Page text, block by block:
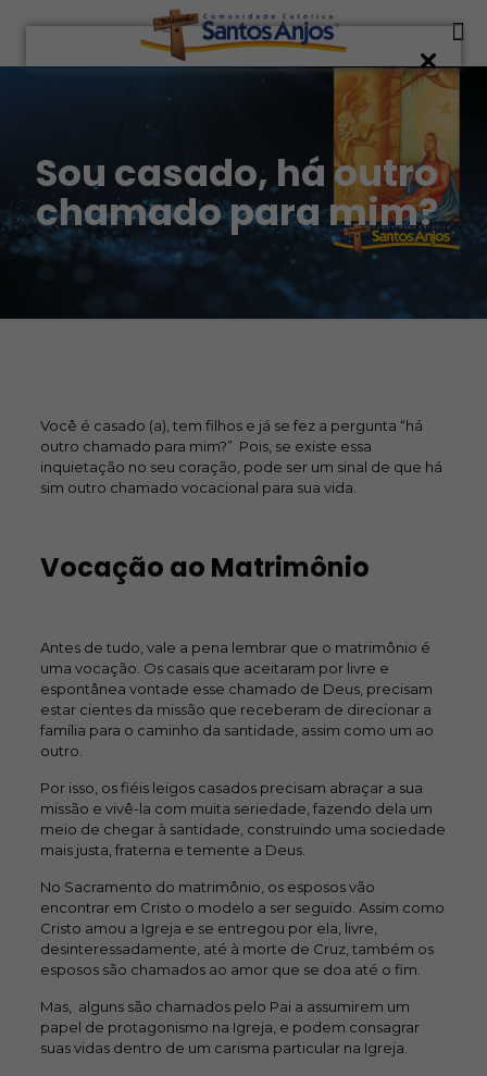
Sou casado, há outro
chamado para mim?
Você é casado (a), tem filhos e já se fez a pergunta “há
outro chamado para mim?” Pois, se existe essa
inquietação no seu coração, pode ser um sinal de que há
sim outro chamado vocacional para sua vida.
Vocação ao Matrimônio
Antes de tudo, vale a pena lembrar que o matrimônio é
uma vocação. Os casais que aceitaram por livre e
espontânea vontade esse chamado de Deus, precisam
estar cientes da missão que receberam de direcionar a
família para o caminho da santidade, assim como um ao
outro.
Por isso, os fiéis leigos casados precisam abraçar a sua
missão e vivê-la com muita seriedade, fazendo dela um
meio de chegar à santidade, construindo uma sociedade
mais justa, fraterna e temente a Deus.
No Sacramento do matrimônio, os esposos vão
encontrar em Cristo o modelo a ser seguido. Assim como
Cristo amou a Igreja e se entregou por ela, livre,
desinteressadamente, até à morte de Cruz, também os
esposos são chamados ao amor que se doa até o fim.
Mas, alguns são chamados pelo Pai a assumirem um
papel de protagonismo na Igreja, e podem consagrar
suas vidas dentro de um carisma particular na Igreja.